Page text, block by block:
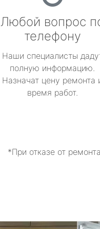
Любой вопрос
телефону
Наши специалисты
полную информацию.
Назначат цену ремонта
время работ.
*При отказе от